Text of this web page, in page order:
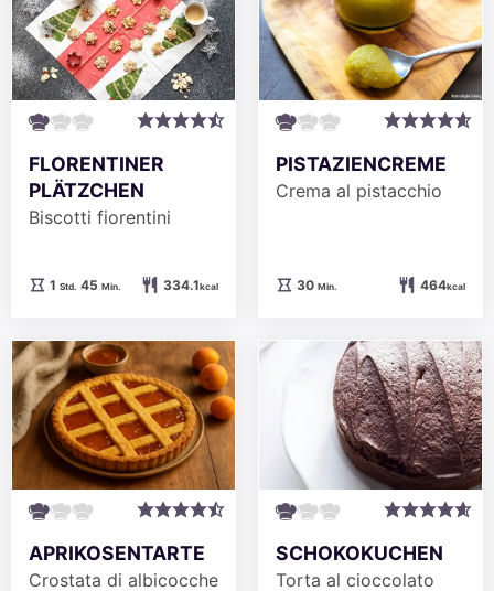
FLORENTINER
PLÄTZCHEN
Biscotti fiorentini
1Stunde
Std. 45Minuten
Min. 334.1kcal
PISTAZIENCREME
Crema al pistacchio
30Minuten
Min. 464kcal
APRIKOSENTARTE
Crostata di albicocche
SCHOKOKUCHEN
Torta al cioccolato